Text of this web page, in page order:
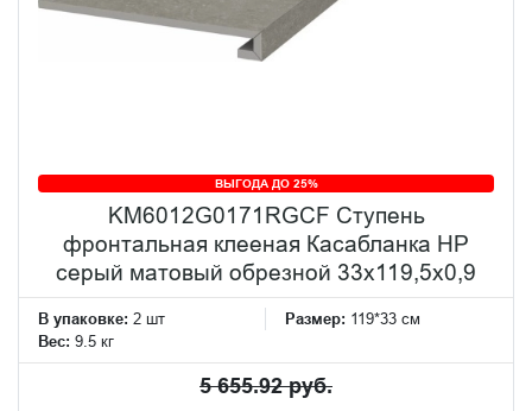
ВЫГОДА ДО 25%
KM6012G0171RGCF Ступень
фронтальная клееная Касабланка HP
серый матовый обрезной 33x119,5x0,9
В упаковке: 2 шт Размер: 119*33 см
Вес: 9.5 кг
5 655.92 руб.